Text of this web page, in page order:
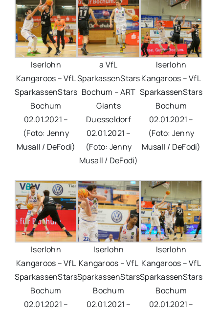
Iserlohn
Kangaroos – VfL
SparkassenStars
Bochum
02.01.2021 –
(Foto: Jenny
Musall / DeFodi)
a VfL
SparkassenStars
Bochum – ART
Giants
Duesseldorf
02.01.2021 –
(Foto: Jenny
Musall / DeFodi)
Iserlohn
Kangaroos – VfL
SparkassenStars
Bochum
02.01.2021 –
(Foto: Jenny
Musall / DeFodi)
Iserlohn
Kangaroos – VfL
SparkassenStars
Bochum
02.01.2021 –
Iserlohn
Kangaroos – VfL
SparkassenStars
Bochum
02.01.2021 –
Iserlohn
Kangaroos – VfL
SparkassenStars
Bochum
02.01.2021 –